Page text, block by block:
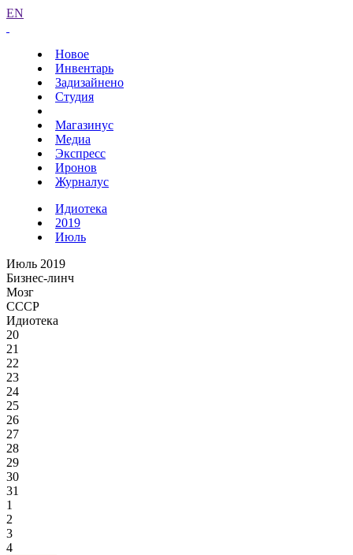
EN
Новое
Инвентарь
Задизайнено
Студия
Магазинус
Медиа
Экспресс
Иронов
Журналус
Идиотека
2019
Июль
Июль 2019
Бизнес-линч
Мозг
СССР
Идиотека
20
21
22
23
24
25
26
27
28
29
30
31
1
2
3
4